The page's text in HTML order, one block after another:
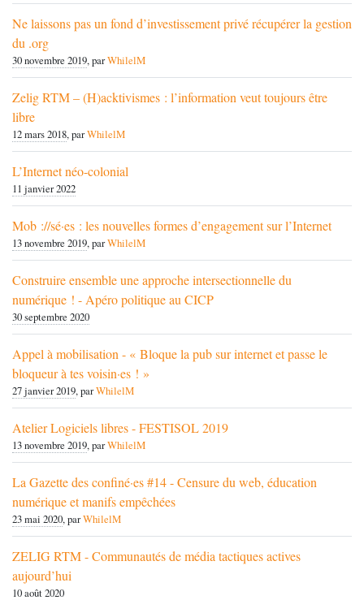
Ne laissons pas un fond d’investissement privé récupérer la gestion
du .org
30 novembre 2019, parWhilelM
Zelig RTM – (H)acktivismes : l’information veut toujours être
libre
12 mars 2018, parWhilelM
L’Internet néo-colonial
11 janvier 2022
Mob ://sé·es : les nouvelles formes d’engagement sur l’Internet
13 novembre 2019, parWhilelM
Construire ensemble une approche intersectionnelle du
numérique ! - Apéro politique au CICP
30 septembre 2020
Appel à mobilisation - « Bloque la pub sur internet et passe le
bloqueur à tes voisin·es ! »
27 janvier 2019, parWhilelM
Atelier Logiciels libres - FESTISOL 2019
13 novembre 2019, parWhilelM
La Gazette des confiné·es #14 - Censure du web, éducation
numérique et manifs empêchées
23 mai 2020, parWhilelM
ZELIG RTM - Communautés de média tactiques actives
aujourd’hui
10 août 2020